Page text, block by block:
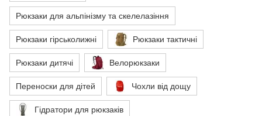
Рюкзаки для альпінізму та скелелазіння
Рюкзаки гірськолижні Рюкзаки тактичні
Рюкзаки дитячі Велорюкзаки
Переноски для дітей Чохли від дощу
Гідратори для рюкзаків